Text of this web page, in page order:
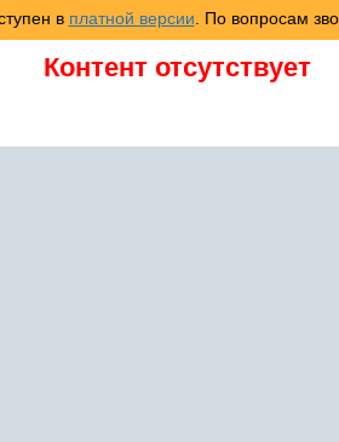
в платной версии . По вопросам
Контент отсутствует